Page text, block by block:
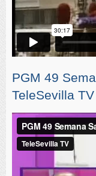
PGM 49
TeleSevilla TV